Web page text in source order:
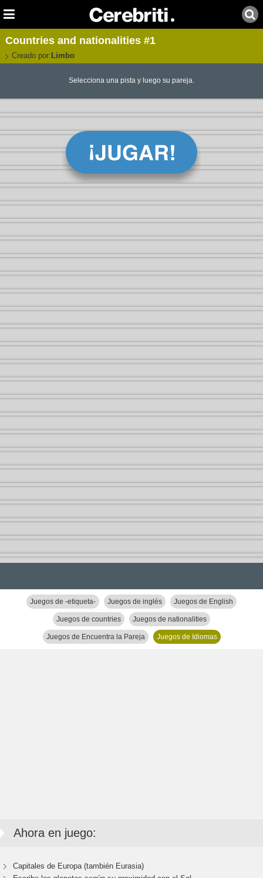
Countries and nationalities #1
Creado por: Limbo
Selecciona una pista y luego su pareja.
Juegos de -etiqueta- Juegos de inglés Juegos de English
Juegos de countries Juegos de nationalities
Juegos de Encuentra la Pareja Juegos de Idiomas
Ahora en juego:
Capitales de Europa (también Eurasia)